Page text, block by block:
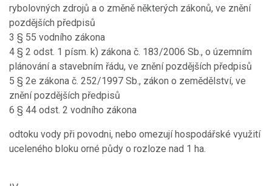
rybolovných zdrojů a o změně některých zákonů, ve znění
pozdějších předpisů
3 § 55 vodního zákona
4 § 2 odst. 1 písm. k) zákona č. 183/2006 Sb., o územním
plánování a stavebním řádu, ve znění pozdějších předpisů
5 § 2e zákona č. 252/1997 Sb., zákon o zemědělství, ve
znění pozdějších předpisů
6 § 44 odst. 2 vodního zákona
odtoku vody při povodni, nebo omezují hospodářské využití
uceleného bloku orné půdy o rozloze nad 1 ha.